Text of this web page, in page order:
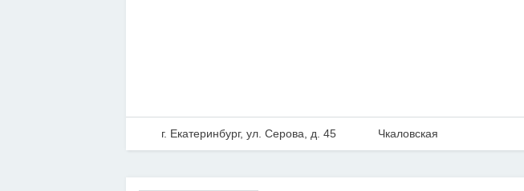
г. Екатеринбург, ул. Серова, д. 45 Чкаловская